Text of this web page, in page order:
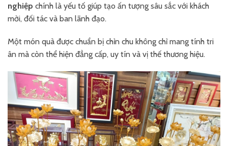
nghiệp chính là yếu tố giúp tạo ấn tượng sâu sắc với khách
mời, đối tác và ban lãnh đạo.
Một món quà được chuẩn bị chỉn chu không chỉ mang tính tri
ân mà còn thể hiện đẳng cấp, uy tín và vị thế thương hiệu.